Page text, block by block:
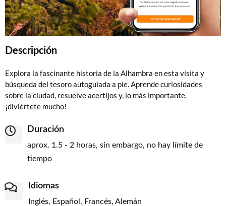
Descripción
Explora la fascinante historia de la Alhambra en esta visita y
búsqueda del tesoro autoguiada a pie. Aprende curiosidades
sobre la ciudad, resuelve acertijos y, lo más importante,
¡diviértete mucho!
Duración
aprox. 1.5 - 2 horas, sin embargo, no hay límite de
tiempo
Idiomas
Inglés, Español, Francés, Alemán